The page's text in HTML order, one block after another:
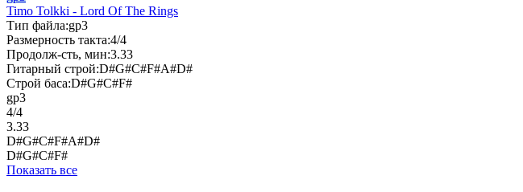
Timo Tolkki - Lord Of The Rings
Тип файла:gp3
Размерность такта:4/4
Продолж-сть, мин:3.33
Гитарный строй:D#G#C#F#A#D#
Строй баса:D#G#C#F#
gp3
4/4
3.33
D#G#C#F#A#D#
D#G#C#F#
Показать все